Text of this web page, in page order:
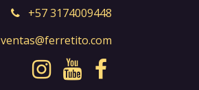
+57 3174009448
ventas@ferretito.com